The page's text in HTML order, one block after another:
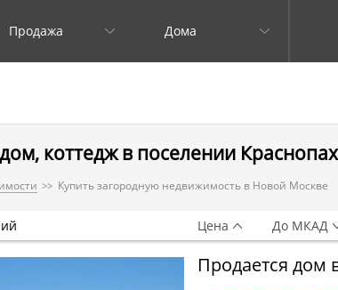
Продажа Дома
коттедж в поселении
Купить загородную недвижимость в Новой Москве
Продается дом
Цена До МКАД